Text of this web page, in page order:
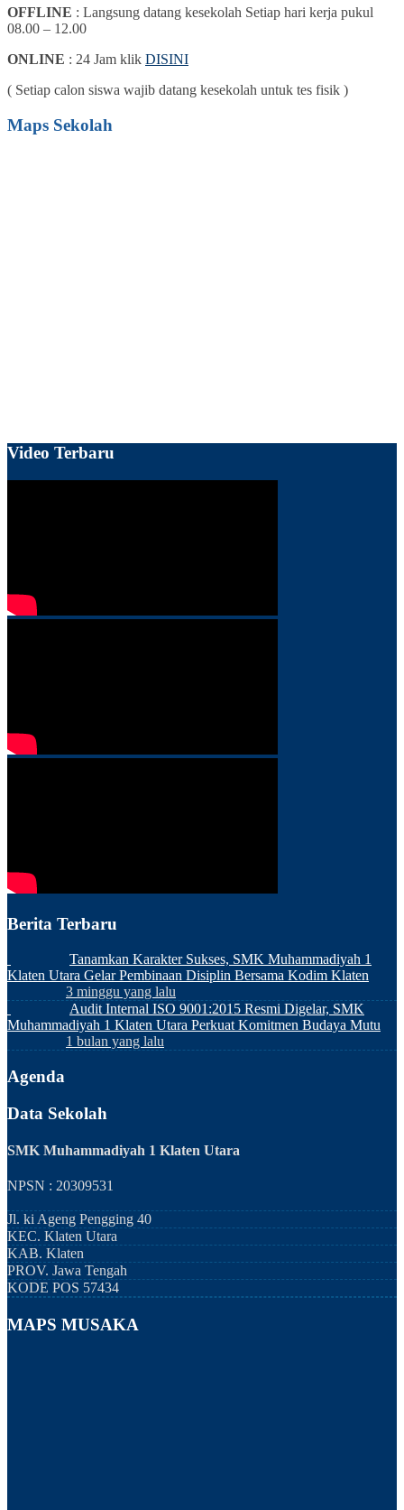
OFFLINE : Langsung datang kesekolah Setiap hari kerja pukul
08.00 – 12.00
ONLINE : 24 Jam klik DISINI
( Setiap calon siswa wajib datang kesekolah untuk tes fisik )
Maps Sekolah
Video Terbaru
Berita Terbaru
Tanamkan Karakter Sukses, SMK Muhammadiyah 1
Klaten Utara Gelar Pembinaan Disiplin Bersama Kodim Klaten
3 minggu yang lalu
Audit Internal ISO 9001:2015 Resmi Digelar, SMK
Muhammadiyah 1 Klaten Utara Perkuat Komitmen Budaya Mutu
1 bulan yang lalu
Agenda
Data Sekolah
SMK Muhammadiyah 1 Klaten Utara
NPSN : 20309531
Jl. ki Ageng Pengging 40
KEC. Klaten Utara
KAB. Klaten
PROV. Jawa Tengah
KODE POS 57434
MAPS MUSAKA